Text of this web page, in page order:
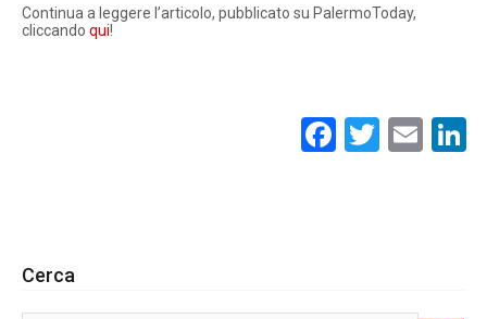
Continua a leggere l’articolo, pubblicato su PalermoToday,
cliccando qui!
Facebook
Cerca